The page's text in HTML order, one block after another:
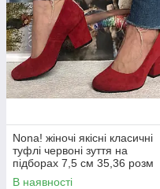
Nona! жіночі якісні класичні
туфлі червоні зуття на
підборах 7,5 см 35,36 розм
В наявності